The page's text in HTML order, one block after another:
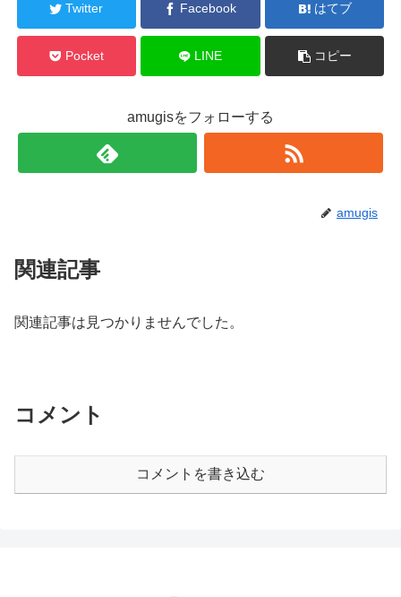
Twitter Facebook はてブ
Pocket LINE コピー
amugisをフォローする
amugis
関連記事
関連記事は見つかりませんでした。
コメント
コメントを書き込む